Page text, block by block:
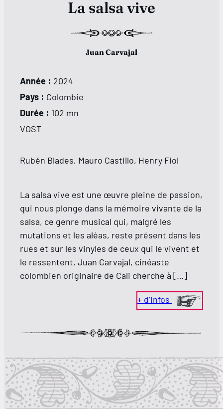
La salsa vive
Juan Carvajal
Année : 2024
Pays : Colombie
Durée : 102 mn
VOST
Rubén Blades, Mauro Castillo, Henry Fiol
La salsa vive est une œuvre pleine de passion,
qui nous plonge dans la mémoire vivante de la
salsa, ce genre musical qui, malgré les
mutations et les aléas, reste présent dans les
rues et sur les vinyles de ceux qui le vivent et
le ressentent. Juan Carvajal, cinéaste
colombien originaire de Cali cherche à […]
+ d’infos